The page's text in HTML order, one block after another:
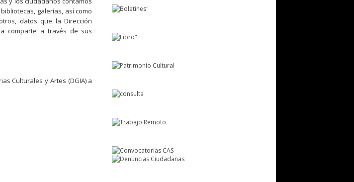
galerías, así como
datos que la Dirección
comparte a través de sus
Culturales y Artes (DGIA) a